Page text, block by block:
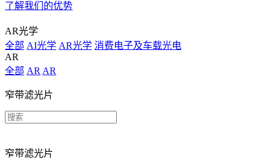
了解我们的优势
AR光学
全部 AI光学 AR光学 消费电子及车载光电
AR
全部 AR AR
窄带滤光片
窄带滤光片